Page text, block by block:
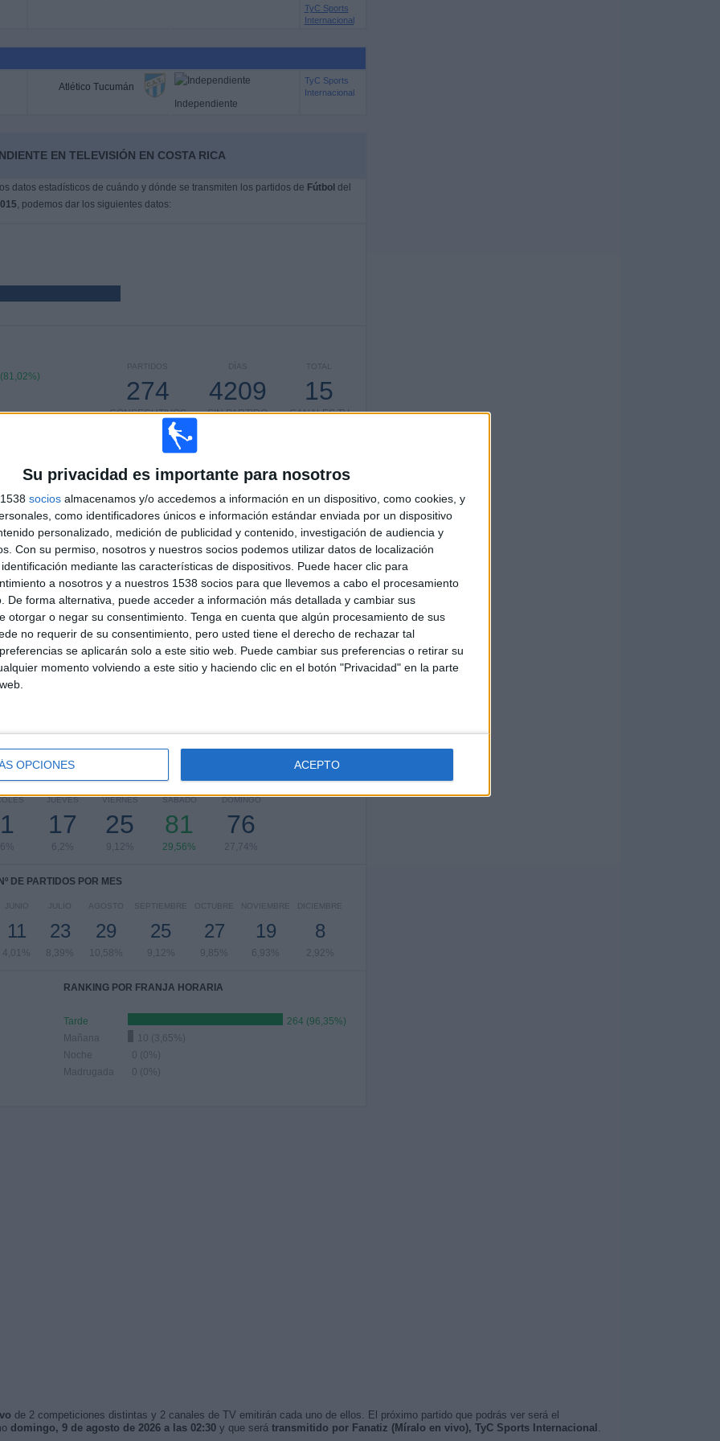
Su privacidad es importante para nosotros
socios almacenamos y/o accedemos a información en un dispositivo, como cookies, y
como identificadores únicos e información estándar enviada por un dispositivo
personalizado, medición de publicidad y contenido, investigación de audiencia y
Con su permiso, nosotros y nuestros socios podemos utilizar datos de localización
mediante las características de dispositivos. Puede hacer clic para
a nosotros y a nuestros 1538 socios para que llevemos a cabo el procesamiento
De forma alternativa, puede acceder a información más detallada y cambiar sus
otorgar o negar su consentimiento. Tenga en cuenta que algún procesamiento de sus
no requerir de su consentimiento, pero usted tiene el derecho de rechazar tal
se aplicarán solo a este sitio web. Puede cambiar sus preferencias o retirar su
momento volviendo a este sitio y haciendo clic en el botón "Privacidad" en la parte
OPCIONES ACEPTO
TyC Sports
Internacional
Atlético Tucumán
Independiente
TyC Sports
Internacional
EN TELEVISIÓN EN COSTA RICA
datos estadísticos de cuándo y dónde se transmiten los partidos de Fútbol del
, podemos dar los siguientes datos:
TOTAL
15
CANALES TV
DÍAS
4209
SIN PARTIDO
PARTIDOS
274
CONSECUTIVOS
TOTAL
51
RIVALES
MÁXIMO
14
VS River Plate
TOTAL
11
COMPETICIONES
RANKING POR COMPETICIONES
Primera División Argentina
163 (59,49%)
Copa de la Liga Argentina
68 (24,82%)
Copa Argentina
14 (5,11%)
Ver ranking completo
JUEVES
17
6,2%
VIERNES
25
9,12%
SÁBADO
81
29,56%
DOMINGO
76
27,74%
Nº DE PARTIDOS POR MES
JUNIO
11
4,01%
JULIO
23
8,39%
AGOSTO
29
10,58%
SEPTIEMBRE
25
9,12%
OCTUBRE
27
9,85%
NOVIEMBRE
19
6,93%
DICIEMBRE
8
2,92%
RANKING POR FRANJA HORARIA
Tarde
264 (96,35%)
Mañana
10 (3,65%)
Noche
0 (0%)
Madrugada
0 (0%)
de 2 competiciones distintas y 2 canales de TV emitirán cada uno de ellos. El próximo partido que podrás ver será el
domingo, 9 de agosto de 2026 a las 02:30y que será transmitido por Fanatiz (Míralo en vivo), TyC Sports Internacional .